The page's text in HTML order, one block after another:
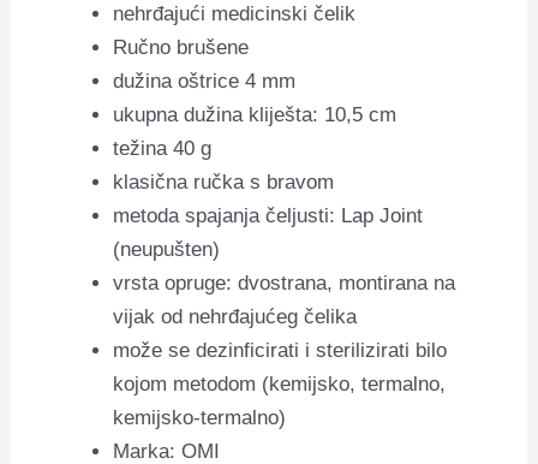
nehrđajući medicinski čelik
Ručno brušene
dužina oštrice 4 mm
ukupna dužina kliješta: 10,5 cm
težina 40 g
klasična ručka s bravom
metoda spajanja čeljusti: Lap Joint
(neupušten)
vrsta opruge: dvostrana, montirana na
vijak od nehrđajućeg čelika
može se dezinficirati i sterilizirati bilo
kojom metodom (kemijsko, termalno,
kemijsko-termalno)
Marka: OMI